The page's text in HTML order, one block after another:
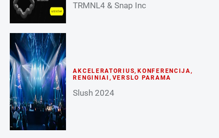
TRMNL4 & Snap Inc
AKCELERATORIUS, KONFERENCIJA,
RENGINIAI , VERSLO PARAMA
Slush 2024